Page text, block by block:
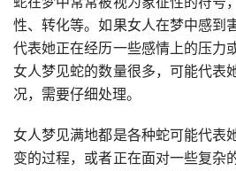
性、转化等。如果女人在梦中感到
代表她正在经历一些感情上的压力
女人梦见蛇的数量很多，可能代表
况，需要仔细处理。
女人梦见满地都是各种蛇可能代表
变的过程，或者正在面对一些复杂